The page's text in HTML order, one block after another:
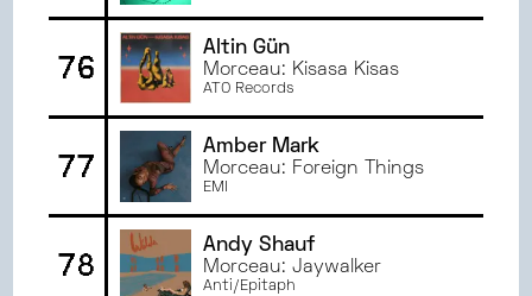
76
Altin Gün
Morceau: Kisasa Kisas
ATO Records
77
Amber Mark
Morceau: Foreign Things
EMI
78
Andy Shauf
Morceau: Jaywalker
Anti/Epitaph